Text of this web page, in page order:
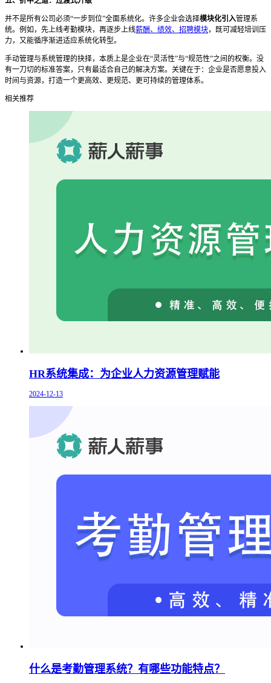
并不是所有公司必须“一步到位”全面系统化。许多企业会选择模块化引入管理系
统。例如，先上线考勤模块，再逐步上线薪酬、绩效、招聘模块，既可减轻培训压
力，又能循序渐进适应系统化转型。
手动管理与系统管理的抉择，本质上是企业在“灵活性”与“规范性”之间的权衡。没
有一刀切的标准答案，只有最适合自己的解决方案。关键在于：企业是否愿意投入
时间与资源，打造一个更高效、更规范、更可持续的管理体系。
相关推荐
HR系统集成：为企业人力资源管理赋能
2024-12-13
什么是考勤管理系统？有哪些功能特点？